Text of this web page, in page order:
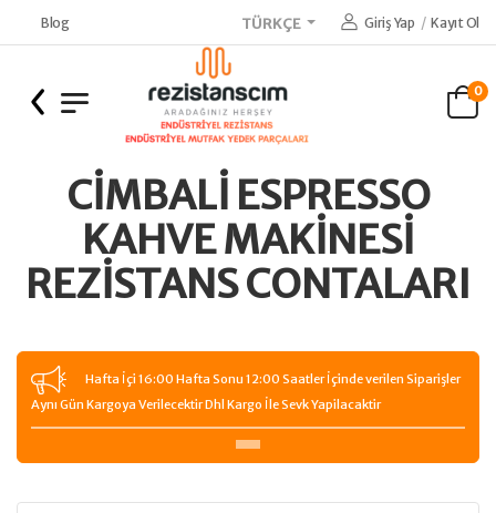
Blog TÜRKÇE Giriş Yap / Kayıt Ol
0
CIMBALI ESPRESSO
KAHVE MAKINESI
REZISTANS CONTALARI
Hafta İçi 16:00 Hafta Sonu 12:00 Saatler İçinde verilen Siparişler
Aynı Gün Kargoya Verilecektir Dhl Kargo İle Sevk Yapilacaktir